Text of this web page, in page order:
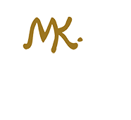
springen